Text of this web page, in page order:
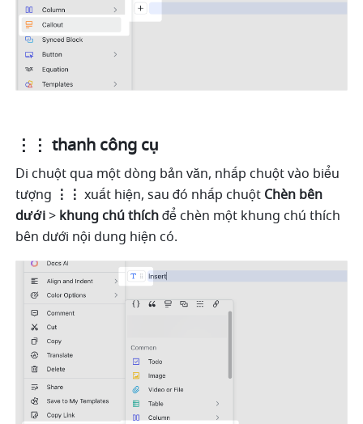
⋮⋮ thanh công cụ
Di chuột qua một dòng bản văn, nhấp chuột vào biểu
tượng ⋮⋮ xuất hiện, sau đó nhấp chuột Chèn bên
dưới > khung chú thích để chèn một khung chú thích
bên dưới nội dung hiện có.